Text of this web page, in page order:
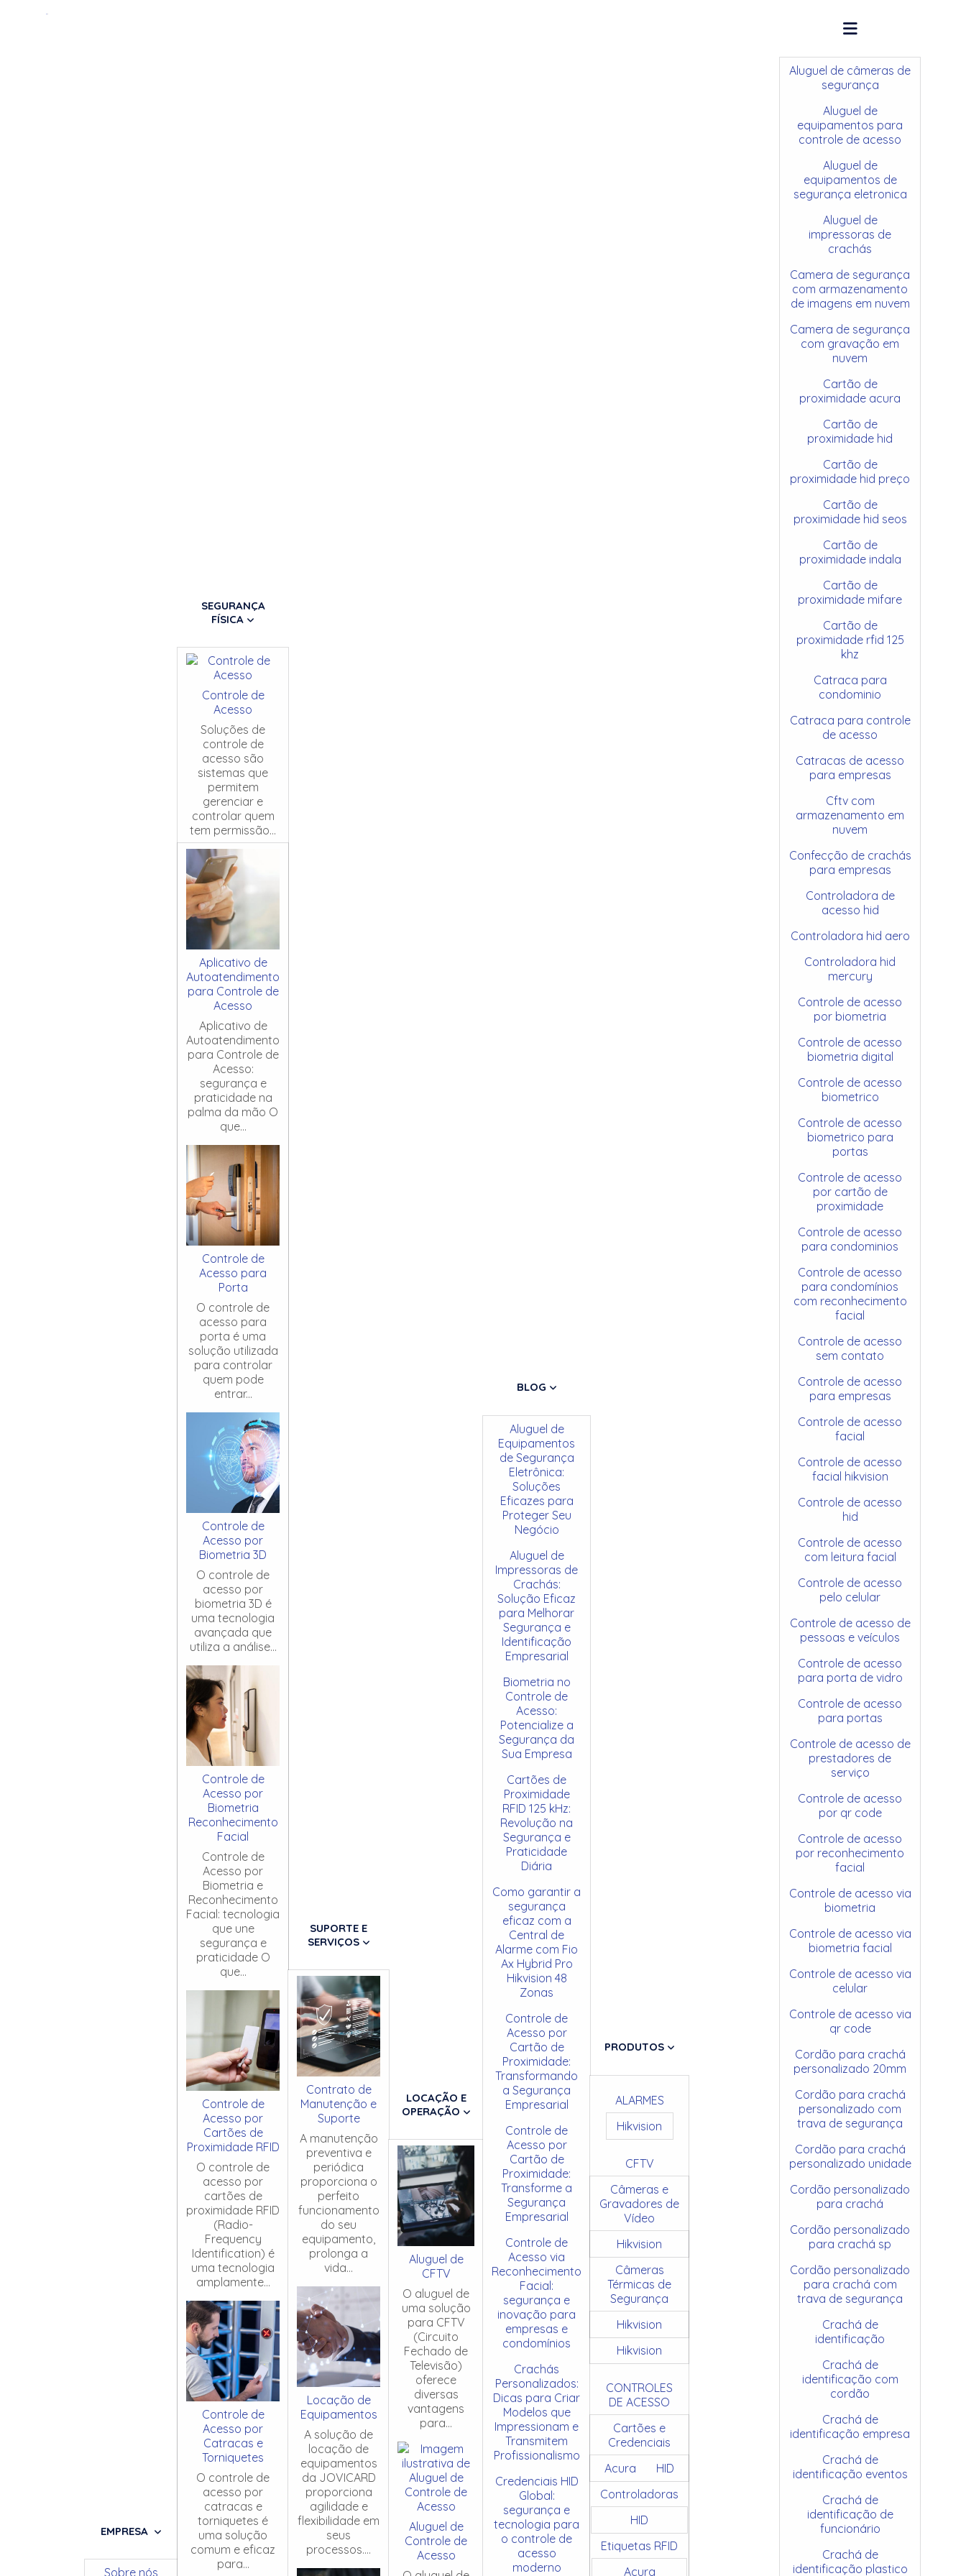
EMPRESA
Sobre nós
SEGURANÇA
FÍSICA
Controle de
Acesso
Soluções de
controle de
acesso são
sistemas que
permitem
gerenciar e
controlar quem
tem permissão...
Aplicativo de
Autoatendimento
para Controle de
Acesso
Aplicativo de
Autoatendimento
para Controle de
Acesso:
segurança e
praticidade na
palma da mão O
que...
Controle de
Acesso para
Porta
O controle de
acesso para
porta é uma
solução utilizada
para controlar
quem pode
entrar...
Controle de
Acesso por
Biometria 3D
O controle de
acesso por
biometria 3D é
uma tecnologia
avançada que
utiliza a análise...
Controle de
Acesso por
Biometria
Reconhecimento
Facial
Controle de
Acesso por
Biometria e
Reconhecimento
Facial: tecnologia
que une
segurança e
praticidade O
que...
Controle de
Acesso por
Cartões de
Proximidade RFID
O controle de
acesso por
cartões de
proximidade RFID
(Radio-
Frequency
Identification) é
uma tecnologia
amplamente...
Controle de
Acesso por
Catracas e
Torniquetes
O controle de
acesso por
catracas e
torniquetes é
uma solução
comum e eficaz
para...
SUPORTE E
SERVIÇOS
Contrato de
Manutenção e
Suporte
A manutenção
preventiva e
periódica
proporciona o
perfeito
funcionamento
do seu
equipamento,
prolonga a
vida...
Locação de
Equipamentos
A solução de
locação de
equipamentos
da JOVICARD
proporciona
agilidade e
flexibilidade em
seus
processos....
LOCAÇÃO E
OPERAÇÃO
Aluguel de
CFTV
O aluguel de
uma solução
para CFTV
(Circuito
Fechado de
Televisão)
oferece
diversas
vantagens
para...
Aluguel de
Controle de
Acesso
BLOG
Aluguel de
Equipamentos
de Segurança
Eletrônica:
Soluções
Eficazes para
Proteger Seu
Negócio
Aluguel de
Impressoras de
Crachás:
Solução Eficaz
para Melhorar
Segurança e
Identificação
Empresarial
Biometria no
Controle de
Acesso:
Potencialize a
Segurança da
Sua Empresa
Cartões de
Proximidade
RFID 125 kHz:
Revolução na
Segurança e
Praticidade
Diária
Como garantir a
segurança
eficaz com a
Central de
Alarme com Fio
Ax Hybrid Pro
Hikvision 48
Zonas
Controle de
Acesso por
Cartão de
Proximidade:
Transformando
a Segurança
Empresarial
Controle de
Acesso por
Cartão de
Proximidade:
Transforme a
Segurança
Empresarial
Controle de
Acesso via
Reconhecimento
Facial:
segurança e
inovação para
empresas e
condomínios
Crachás
Personalizados:
Dicas para Criar
Modelos que
Impressionam e
Transmitem
Profissionalismo
Credenciais HID
Global:
segurança e
tecnologia para
o controle de
acesso
moderno
PRODUTOS
ALARMES
Hikvision
CFTV
Câmeras e
Gravadores de
Vídeo
Hikvision
Câmeras
Térmicas de
Segurança
Hikvision
Hikvision
CONTROLES
DE ACESSO
Cartões e
Credenciais
Acura
HID
Controladoras
HID
Etiquetas RFID
Acura
Aluguel de câmeras de
segurança
Aluguel de
equipamentos para
controle de acesso
Aluguel de
equipamentos de
segurança eletronica
Aluguel de
impressoras de
crachás
Camera de segurança
com armazenamento
de imagens em nuvem
Camera de segurança
com gravação em
nuvem
Cartão de
proximidade acura
Cartão de
proximidade hid
Cartão de
proximidade hid preço
Cartão de
proximidade hid seos
Cartão de
proximidade indala
Cartão de
proximidade mifare
Cartão de
proximidade rfid 125
khz
Catraca para
condominio
Catraca para controle
de acesso
Catracas de acesso
para empresas
Cftv com
armazenamento em
nuvem
Confecção de crachás
para empresas
Controladora de
acesso hid
Controladora hid aero
Controladora hid
mercury
Controle de acesso
por biometria
Controle de acesso
biometria digital
Controle de acesso
biometrico
Controle de acesso
biometrico para
portas
Controle de acesso
por cartão de
proximidade
Controle de acesso
para condominios
Controle de acesso
para condomínios
com reconhecimento
facial
Controle de acesso
sem contato
Controle de acesso
para empresas
Controle de acesso
facial
Controle de acesso
facial hikvision
Controle de acesso
hid
Controle de acesso
com leitura facial
Controle de acesso
pelo celular
Controle de acesso de
pessoas e veículos
Controle de acesso
para porta de vidro
Controle de acesso
para portas
Controle de acesso de
prestadores de
serviço
Controle de acesso
por qr code
Controle de acesso
por reconhecimento
facial
Controle de acesso via
biometria
Controle de acesso via
biometria facial
Controle de acesso via
celular
Controle de acesso via
qr code
Cordão para crachá
personalizado 20mm
Cordão para crachá
personalizado com
trava de segurança
Cordão para crachá
personalizado unidade
Cordão personalizado
para crachá
Cordão personalizado
para crachá sp
Cordão personalizado
para crachá com
trava de segurança
Crachá de
identificação
Crachá de
identificação com
cordão
Crachá de
identificação empresa
Crachá de
identificação eventos
Crachá de
identificação de
funcionário
Crachá de
identificação plastico